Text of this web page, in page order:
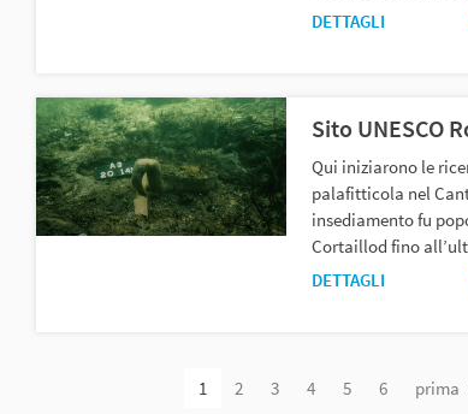
DETTAGLI
Sito UNESCO
Qui iniziarono le
palafitticola nel
insediamento fu
Cortaillod fino
DETTAGLI
1 2 3 4 5 6 prima